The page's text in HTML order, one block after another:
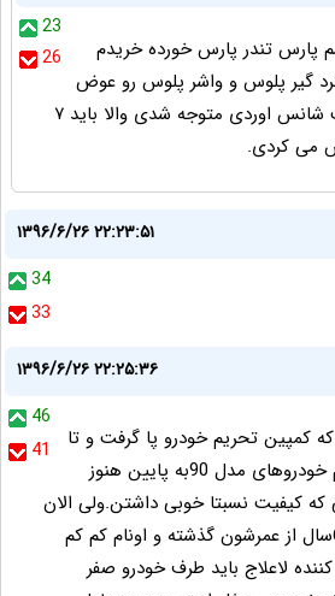
23
26
پارس تندر پارس خورده خریدم
گیر پلوس و واشر پلوس رو عوض
کردم تعمییر کار گفت شانس اوردی متوجه شدی والا باید ۷
می کردی.
۱۳۹۶/۶/۲۶ ۲۲:۲۳:۵۱
34
33
۱۳۹۶/۶/۲۶ ۲۲:۲۵:۳۶
46
41
کمپین تحریم خودرو پا گرفت و تا
حدودی پیش رفت، مردم خودروهای مدل 90به پایین هنوز
کیفیت نسبتا خوبی داشتن.ولی الان
این خودروها دست کم 6سال از عمرشون گذشته و اونام کم کم
لاعلاج باید طرف خودرو صفر